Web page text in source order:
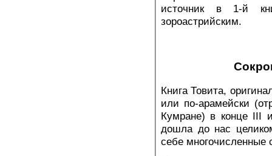
источник в 1-й
зороастрийским.
Книга Товита,
или по-арамейски
Кумране) в конце III
дошла до нас
себе многочисленные